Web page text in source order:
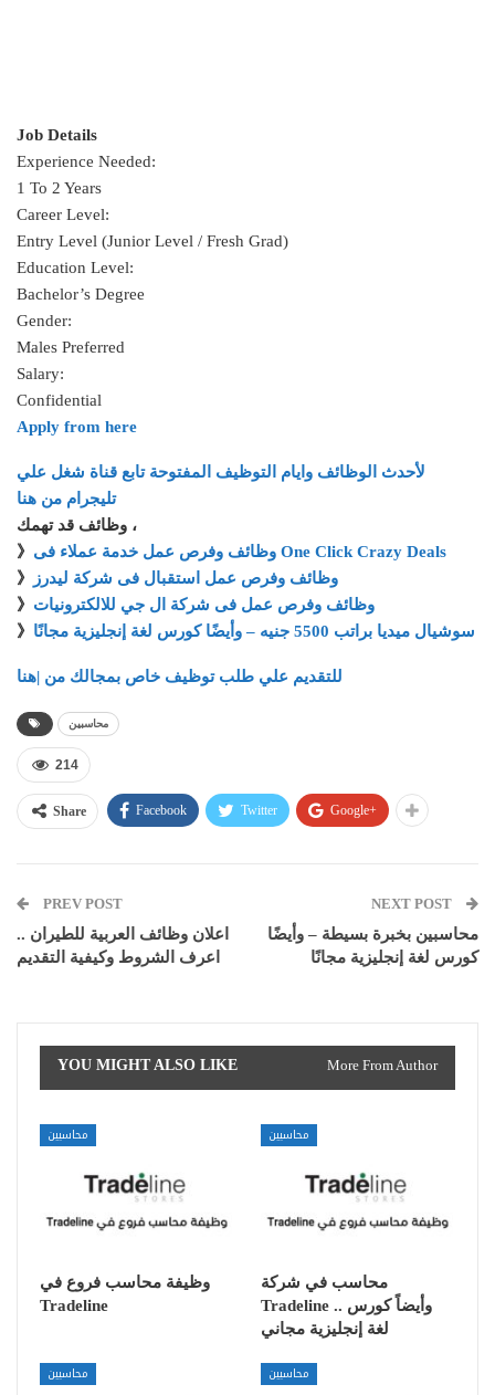
Job Details
Experience Needed:
1 To 2 Years
Career Level:
Entry Level (Junior Level / Fresh Grad)
Education Level:
Bachelor’s Degree
Gender:
Males Preferred
Salary:
Confidential
Apply from here
لأحدث الوظائف وايام التوظيف المفتوحة تابع قناة شغل علي
تليجرام من هنا
وظائف قد تهمك ،
》
وظائف وفرص عمل خدمة عملاء فى One Click Crazy Deals
》
وظائف وفرص عمل استقبال فى شركة ليدرز
》 وظائف وفرص عمل فى شركة ال جي للالكترونيات
》
سوشيال ميديا براتب 5500 جنيه – وأيضًا كورس لغة إنجليزية مجانًا
للتقديم علي طلب توظيف خاص بمجالك من |هنا
محاسبين
214
Share Facebook Twitter Google+
PREV POST
اعلان وظائف العربية للطيران ..
اعرف الشروط وكيفية التقديم
NEXT POST
محاسبين بخبرة بسيطة – وأيضًا
كورس لغة إنجليزية مجانًا
YOU MIGHT ALSO LIKE More From Author
محاسبين
وظيفة محاسب فروع في
Tradeline
محاسبين
محاسب في شركة
Tradeline .. وأيضاً كورس
لغة إنجليزية مجاني
محاسبين محاسبين